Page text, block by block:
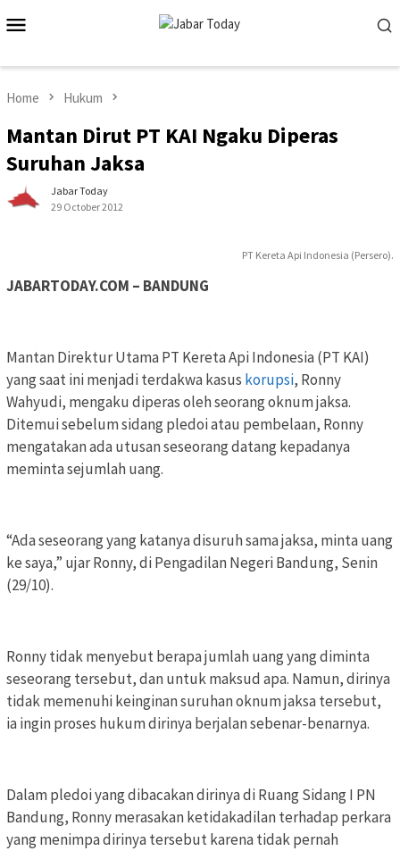
to
Home Hukum
Mantan Dirut PT KAI Ngaku Diperas
Suruhan Jaksa
Jabar Today
29 October 2012
PT Kereta Api Indonesia (Persero).
JABARTODAY.COM – BANDUNG
Mantan Direktur Utama PT Kereta Api Indonesia (PT KAI)
yang saat ini menjadi terdakwa kasus korupsi, Ronny
Wahyudi, mengaku diperas oleh seorang oknum jaksa.
Ditemui sebelum sidang pledoi atau pembelaan, Ronny
mengatakan ada utusan seseorang datang kepadanya
meminta sejumlah uang.
“Ada seseorang yang katanya disuruh sama jaksa, minta uang
ke saya,” ujar Ronny, di Pengadilan Negeri Bandung, Senin
(29/10).
Ronny tidak menyebut berapa jumlah uang yang diminta
seseorang tersebut, dan untuk maksud apa. Namun, dirinya
tidak memenuhi keinginan suruhan oknum jaksa tersebut,
ia ingin proses hukum dirinya berjalan sebenar-benarnya.
Dalam pledoi yang dibacakan dirinya di Ruang Sidang I PN
Bandung, Ronny merasakan ketidakadilan terhadap perkara
yang menimpa dirinya tersebut karena tidak pernah